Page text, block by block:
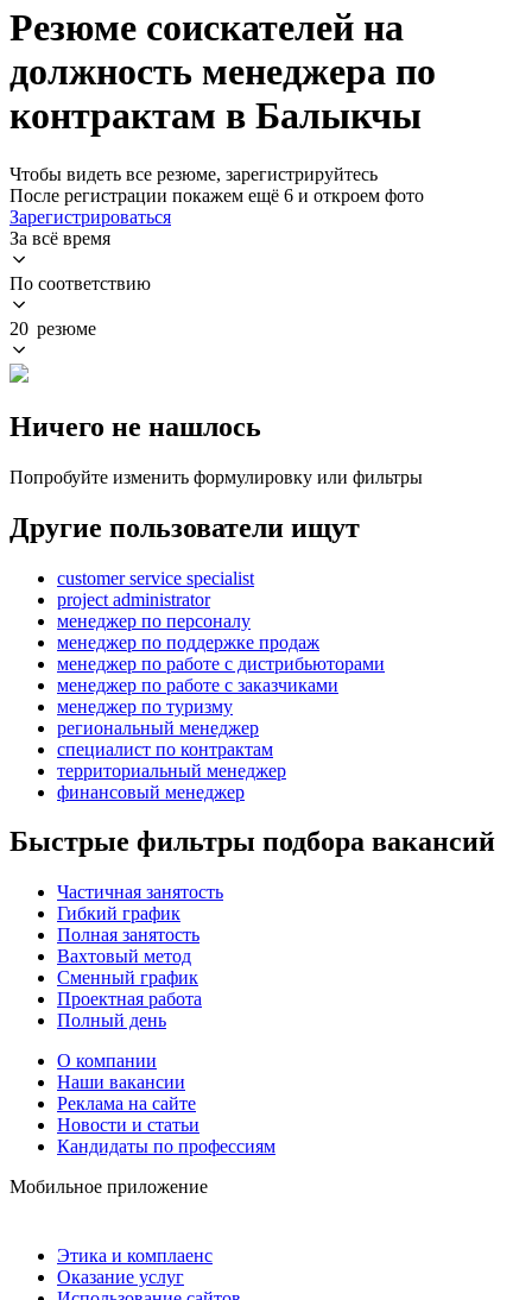
Резюме соискателей на
должность менеджера по
контрактам в Балыкчы
Чтобы видеть все резюме, зарегистрируйтесь
После регистрации покажем ещё 6 и откроем фото
Зарегистрироваться
За всё время
По соответствию
20 резюме
Ничего не нашлось
Попробуйте изменить формулировку или фильтры
Другие пользователи ищут
customer service specialist
project administrator
менеджер по персоналу
менеджер по поддержке продаж
менеджер по работе с дистрибьюторами
менеджер по работе с заказчиками
менеджер по туризму
региональный менеджер
специалист по контрактам
территориальный менеджер
финансовый менеджер
Быстрые фильтры подбора вакансий
Частичная занятость
Гибкий график
Полная занятость
Вахтовый метод
Сменный график
Проектная работа
Полный день
О компании
Наши вакансии
Реклама на сайте
Новости и статьи
Кандидаты по профессиям
Мобильное приложение
Этика и комплаенс
Оказание услуг